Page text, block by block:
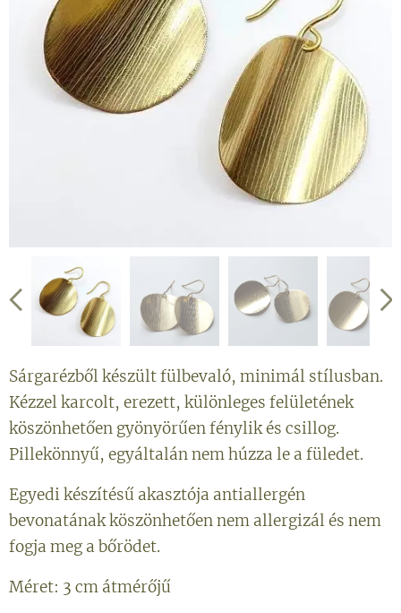
Sárgarézből készült fülbevaló, minimál stílusban.
Kézzel karcolt, erezett, különleges felületének
köszönhetően gyönyörűen fénylik és csillog.
Pillekönnyű, egyáltalán nem húzza le a füledet.
Egyedi készítésű akasztója antiallergén
bevonatának köszönhetően nem allergizál és nem
fogja meg a bőrödet.
Méret: 3 cm átmérőjű